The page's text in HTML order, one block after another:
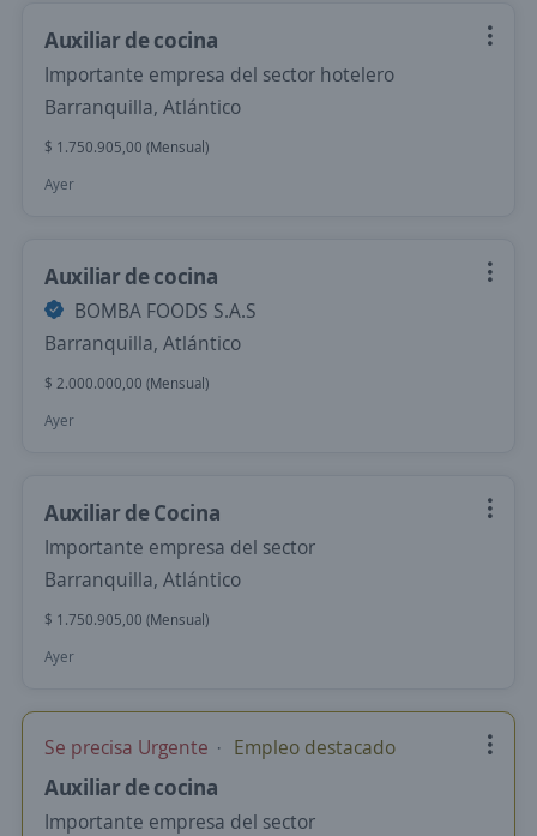
Auxiliar de cocina
Importante empresa del sector hotelero
Barranquilla, Atlántico
$ 1.750.905,00 (Mensual)
Ayer
Auxiliar de cocina
BOMBA FOODS S.A.S
Barranquilla, Atlántico
$ 2.000.000,00 (Mensual)
Ayer
Auxiliar de Cocina
Importante empresa del sector
Barranquilla, Atlántico
$ 1.750.905,00 (Mensual)
Ayer
Se precisa Urgente Empleo destacado
Auxiliar de cocina
Importante empresa del sector